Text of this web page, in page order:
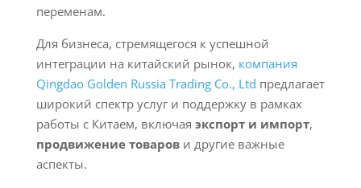
переменам.
Для бизнеса, стремящегося к успешной
интеграции на китайский рынок, компания
Qingdao Golden Russia Trading Co., Ltd предлагает
широкий спектр услуг и поддержку в рамках
работы с Китаем, включая экспорт и импорт,
продвижение товарови другие важные
аспекты.